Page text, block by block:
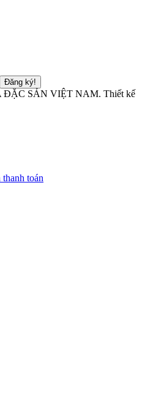
Đăng ký!
ĐẶC SẢN VIỆT NAM. Thiết kế
toán